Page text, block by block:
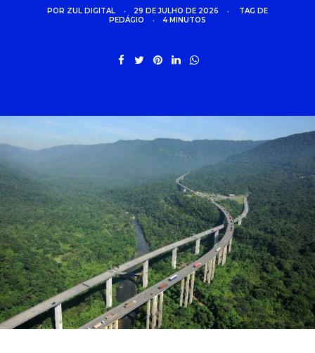
POR ZUL DIGITAL • 29 DE JULHO DE 2026 •
TAG DE
PEDÁGIO
• 4 MINUTOS